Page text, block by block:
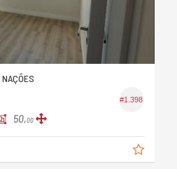
#1.398
NAÇÕES
50,00